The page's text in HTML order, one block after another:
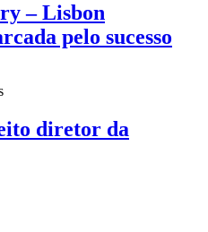
– Lisbon
pelo sucesso
diretor da